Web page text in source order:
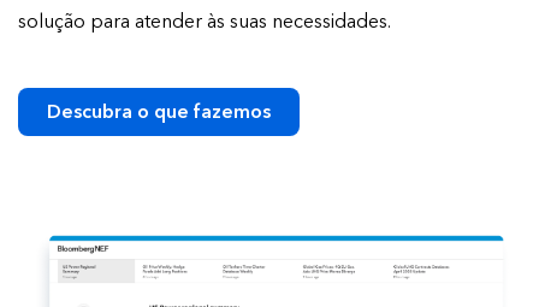
solução para atender às suas necessidades.
Descubra o que fazemos